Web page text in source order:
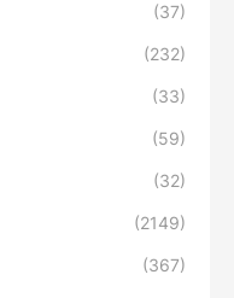
(37)
(232)
(33)
(59)
(32)
(2149)
(367)